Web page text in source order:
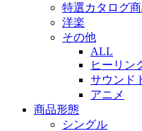
特選カタログ
洋楽
その他
ALL
ヒーリン
サウンド
アニメ
商品形態
シングル